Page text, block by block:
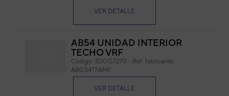
ANCHO: 1580 MM LARGO: 335 MM
VER DETALLE
AB54 UNIDAD INTERIOR
TECHO VRF
Código: 3DGG7270 - Ref. fabricante:
ABG54TFAMF
VER DETALLE